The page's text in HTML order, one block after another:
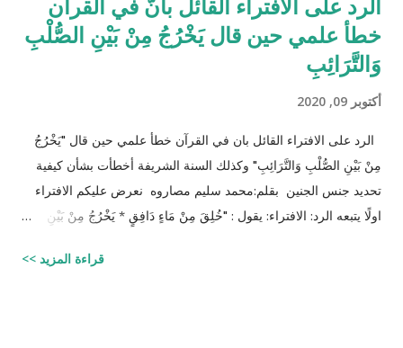
خطأ علمي حين قال يَخْرُجُ مِنْ بَيْنِ الصُّلْبِ
وَالتَّرَائِبِ
أكتوبر 09, 2020
الرد على الافتراء القائل بان في القرآن خطأ علمي حين قال "يَخْرُجُ
مِنْ بَيْنِ الصُّلْبِ وَالتَّرَائِبِ" وكذلك السنة الشريفة أخطأت بشأن كيفية
تحديد جنس الجنين بقلم:محمد سليم مصاروه نعرض عليكم الافتراء
اولًا يتبعه الرد: الافتراء: يقول : "خُلِقَ مِنْ مَاءٍ دَافِقٍ * يَخْرُجُ مِنْ بَيْنِ
قراءة المزيد >>